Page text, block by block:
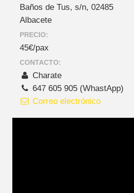
Baños de Tus, s/n, 02485
Albacete
PRECIO:
45€/pax
CONTACTO:
Charate
647 605 905 (WhastApp)
Correo electrónico